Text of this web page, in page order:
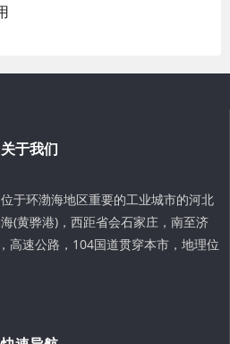
关于我们
于环渤海地区重要的工业城市的河北
(黄骅港)，西距省会石家庄，南至济
高速公路，104国道贯穿本市，地理位